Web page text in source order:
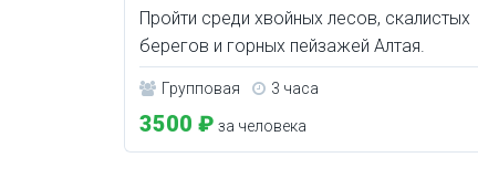
Пройти среди хвойных лесов, скалистых
берегов и горных пейзажей Алтая.
Групповая 3 часа
3500 ₽ за человека